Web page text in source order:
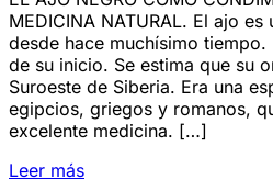
MEDICINA NATURAL. El ajo
desde hace muchísimo
de su inicio. Se estima que su
Suroeste de Siberia. Era una
egipcios, griegos y romanos,
excelente medicina. […]
Leer más